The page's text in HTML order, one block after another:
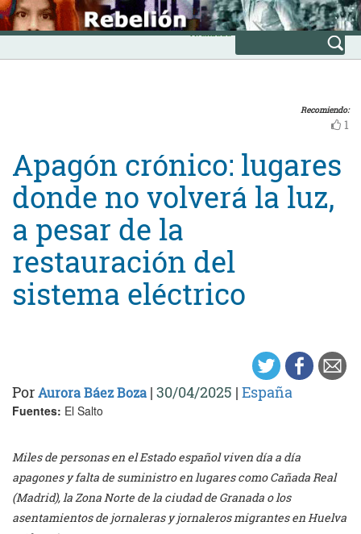
Skip
to
content
INICIO
Avanzada
Recomiendo:
1
Apagón crónico: lugares
donde no volverá la luz,
a pesar de la
restauración del
sistema eléctrico
PorAurora Báez Boza | 30/04/2025 | España
Fuentes: El Salto
Miles de personas en el Estado español viven día a día
apagones y falta de suministro en lugares como Cañada Real
(Madrid), la Zona Norte de la ciudad de Granada o los
asentamientos de jornaleras y jornaleros migrantes en Huelva